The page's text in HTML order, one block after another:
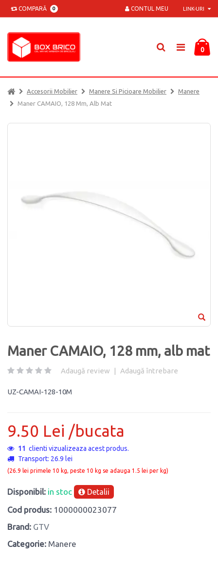
COMPARĂ 0 LINK-URI
CONTUL MEU
0
Accesorii Mobilier Manere Si Picioare Mobilier
Manere
Maner CAMAIO, 128 Mm, Alb Mat
Maner CAMAIO, 128 mm, alb mat
Adaugă review | Adaugă întrebare
UZ-CAMAI-128-10M
9.50 Lei /bucata
11 clienti vizualizeaza acest produs.
Transport: 26.9 lei
(26.9 lei primele 10 kg, peste 10 kg se adauga 1.5 lei per kg)
Disponibil: in stoc Detalii
Cod produs: 1000000023077
Brand: GTV
Categorie: Manere